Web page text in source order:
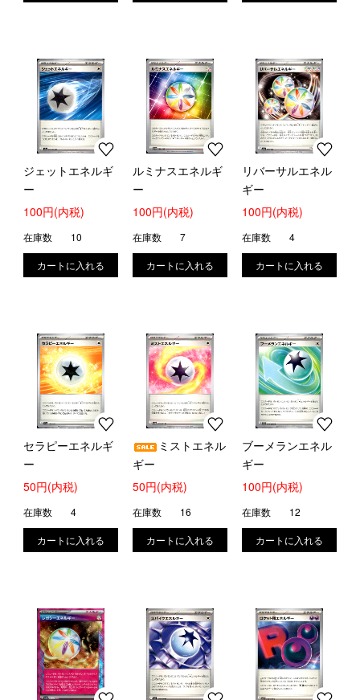
ジェットエネルギ
ー
100円(内税)
在庫数 10
ルミナスエネルギ
ー
100円(内税)
在庫数 7
リバーサルエネル
ギー
100円(内税)
在庫数 4
セラピーエネルギ
ー
50円(内税)
在庫数 4
ミストエネル
ギー
50円(内税)
在庫数 16
ブーメランエネル
ギー
100円(内税)
在庫数 12